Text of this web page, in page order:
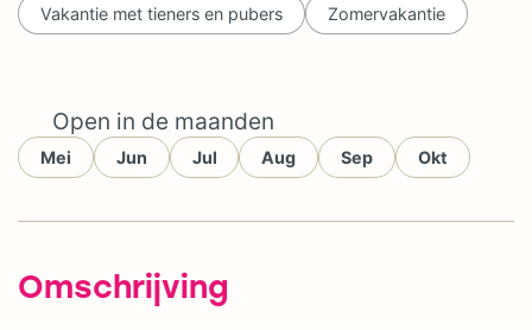
Open in de maanden
Mei Jun Jul Aug Sep Okt
Omschrijving
Vakantie met tieners en pubers Zomervakantie